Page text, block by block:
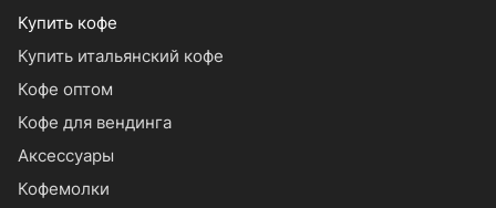
Купить кофе
Купить итальянский кофе
Кофе оптом
Кофе для вендинга
Аксессуары
Кофемолки